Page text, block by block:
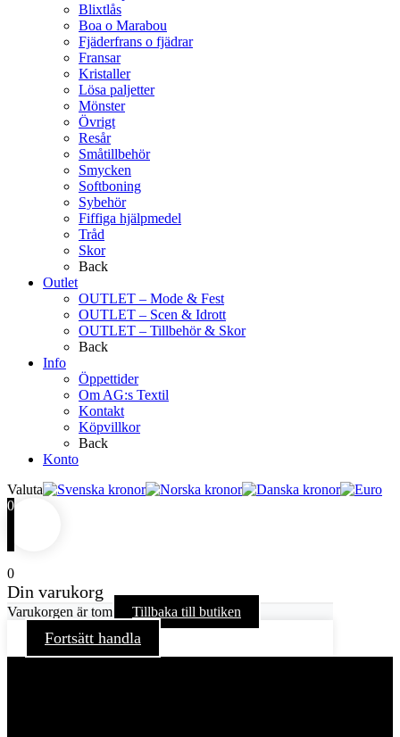
Blixtlås
Boa o Marabou
Fjäderfrans o fjädrar
Fransar
Kristaller
Lösa paljetter
Mönster
Övrigt
Resår
Småtillbehör
Smycken
Softboning
Sybehör
Fiffiga hjälpmedel
Tråd
Skor
Back
Outlet
OUTLET – Mode & Fest
OUTLET – Scen & Idrott
OUTLET – Tillbehör & Skor
Back
Info
Öppettider
Om AG:s Textil
Kontakt
Köpvillkor
Back
Konto
Valuta
0
0
Din varukorg
Varukorgen är tom Tillbaka till butiken
Fortsätt handla